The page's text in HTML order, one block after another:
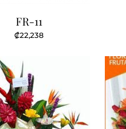
FR-11
₡22,238